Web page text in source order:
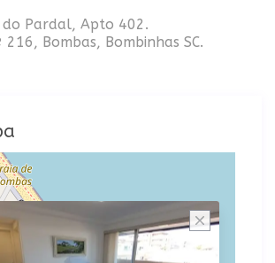
Pardal, Apto 402.
Bombas, Bombinhas SC.